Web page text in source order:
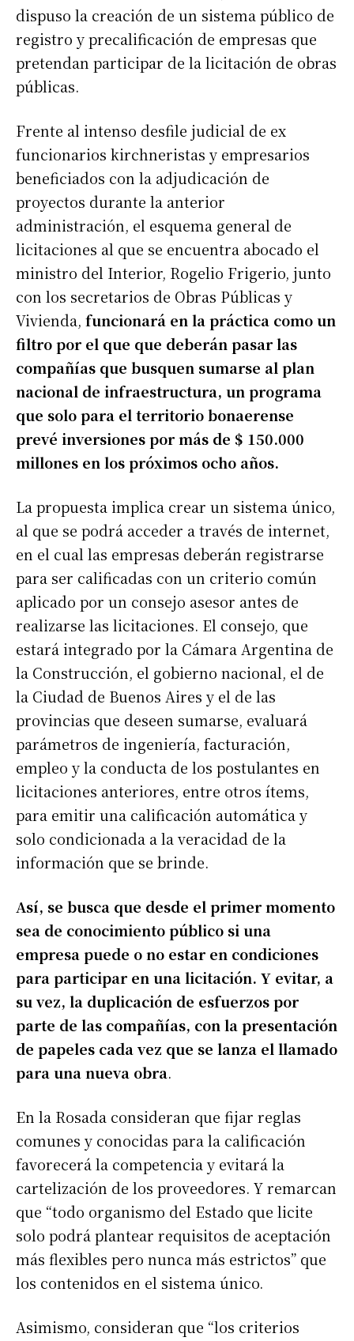
dispuso la creación de un sistema público de
registro y precalificación de empresas que
pretendan participar de la licitación de obras
públicas.
Frente al intenso desfile judicial de ex
funcionarios kirchneristas y empresarios
beneficiados con la adjudicación de
proyectos durante la anterior
administración, el esquema general de
licitaciones al que se encuentra abocado el
ministro del Interior, Rogelio Frigerio, junto
con los secretarios de Obras Públicas y
Vivienda, funcionará en la práctica como un
filtro por el que que deberán pasar las
compañías que busquen sumarse al plan
nacional de infraestructura, un programa
que solo para el territorio bonaerense
prevé inversiones por más de $ 150.000
millones en los próximos ocho años.
La propuesta implica crear un sistema único,
al que se podrá acceder a través de internet,
en el cual las empresas deberán registrarse
para ser calificadas con un criterio común
aplicado por un consejo asesor antes de
realizarse las licitaciones. El consejo, que
estará integrado por la Cámara Argentina de
la Construcción, el gobierno nacional, el de
la Ciudad de Buenos Aires y el de las
provincias que deseen sumarse, evaluará
parámetros de ingeniería, facturación,
empleo y la conducta de los postulantes en
licitaciones anteriores, entre otros ítems,
para emitir una calificación automática y
solo condicionada a la veracidad de la
información que se brinde.
Así, se busca que desde el primer momento
sea de conocimiento público si una
empresa puede o no estar en condiciones
para participar en una licitación. Y evitar, a
su vez, la duplicación de esfuerzos por
parte de las compañías, con la presentación
de papeles cada vez que se lanza el llamado
para una nueva obra.
En la Rosada consideran que fijar reglas
comunes y conocidas para la calificación
favorecerá la competencia y evitará la
cartelización de los proveedores. Y remarcan
que “todo organismo del Estado que licite
solo podrá plantear requisitos de aceptación
más flexibles pero nunca más estrictos” que
los contenidos en el sistema único.
Asimismo, consideran que “los criterios